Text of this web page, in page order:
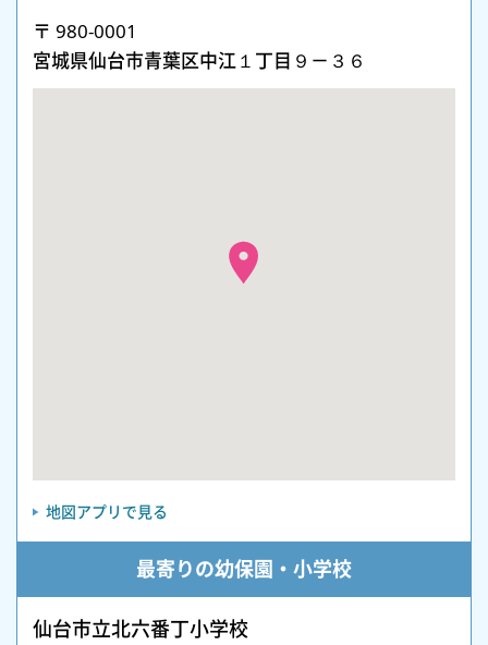
〒 980-0001
宮城県仙台市青葉区中江１丁目９－３６
地図アプリで見る
最寄りの幼保園・小学校
仙台市立北六番丁小学校